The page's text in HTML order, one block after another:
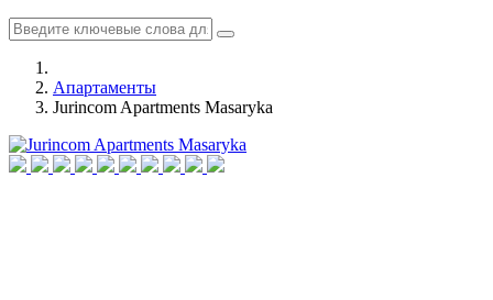
Апартаменты
Jurincom Apartments Masaryka